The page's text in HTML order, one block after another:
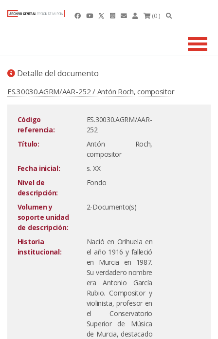
(0 )
Detalle del documento
ES.30030.AGRM/AAR-252 / Antón Roch, compositor
Código
referencia:
ES.30030.AGRM/AAR-
252
Título:
Antón Roch,
compositor
Fecha inicial:
s. XX
Nivel de
descripción:
Fondo
Volumen y
soporte unidad
de descripción:
2-Documento(s)
Historia
institucional:
Nació en Orihuela en
el año 1916 y falleció
en Murcia en 1987.
Su verdadero nombre
era Antonio García
Rubio. Compositor y
violinista, profesor en
el Conservatorio
Superior de Música
de Murcia, destacado